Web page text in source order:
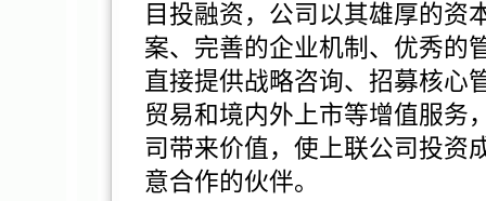
目投融资，公司以其雄厚的资
案、完善的企业机制、优秀的
直接提供战略咨询、招募核心
贸易和境内外上市等增值服务
司带来价值，使上联公司投资
意合作的伙伴。